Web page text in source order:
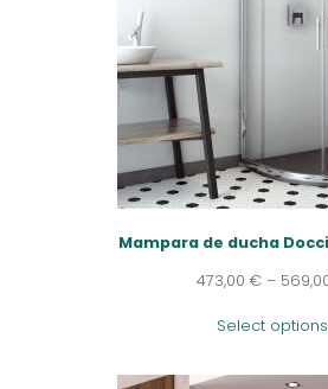
Mampara de ducha
473,00€ –
Select options